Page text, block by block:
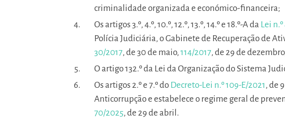
criminalidade organizada e económico-financeira;
Os artigos 3.º, 4.º, 10.º, 12.º, 13.º, 14.º e 18.º-A da Lei n.º
Polícia Judiciária, o Gabinete de Recuperação de
30/2017, de 30 de maio,114/2017, de 29 de
O artigo 132.º da Lei da Organização do Sistema
Os artigos 2.º e 7.º do Decreto-Lei n.º 109-E/2021, de
Anticorrupção e estabelece o regime geral de
70/2025, de 29 de abril.